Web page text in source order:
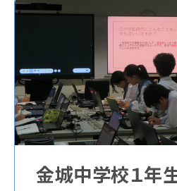
金城中学校１年